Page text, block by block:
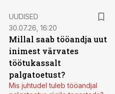
UUDISED
30.07.26, 16:20
Millal saab tööandja uut
inimest värvates
töötukassalt
palgatoetust?
Mis juhtudel tuleb tööandjal